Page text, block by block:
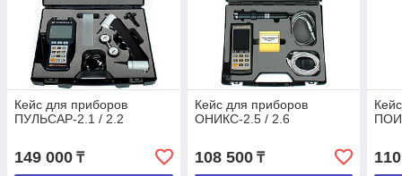
Кейс для приборов
ПУЛЬСАР-2.1 / 2.2
149 000 ₸
Кейс для приборов
ОНИКС-2.5 / 2.6
108 500₸